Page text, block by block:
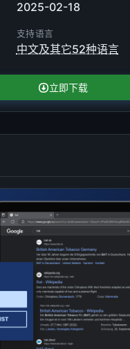
2025-02-18
支持语言
中文及其它52种语言
立即下载